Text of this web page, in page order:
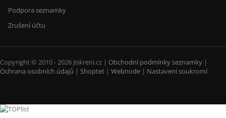
Podpora seznamky
Zrušení účtu
Copyright © 2010 - 2026 Jiskreni.cz | Obchodní podmínky seznamky |
Ochrana osobních údajů | Shoptet | Webnode | Nastavení soukromí